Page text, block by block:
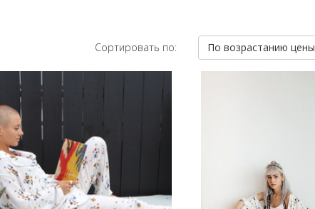
Сортировать по: По возрастанию цены